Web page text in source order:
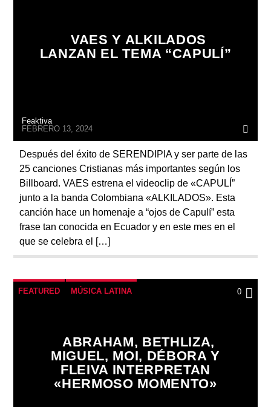
VAES Y ALKILADOS
LANZAN EL TEMA “CAPULÍ”
Feaktiva
FEBRERO 13, 2024
Después del éxito de SERENDIPIA y ser parte de las
25 canciones Cristianas más importantes según los
Billboard. VAES estrena el videoclip de «CAPULÍ”
junto a la banda Colombiana «ALKILADOS». Esta
canción hace un homenaje a “ojos de Capulí” esta
frase tan conocida en Ecuador y en este mes en el
que se celebra el […]
FEATURED MÚSICA LATINA 0
ABRAHAM, BETHLIZA,
MIGUEL, MOI, DÉBORA Y
FLEIVA INTERPRETAN
«HERMOSO MOMENTO»